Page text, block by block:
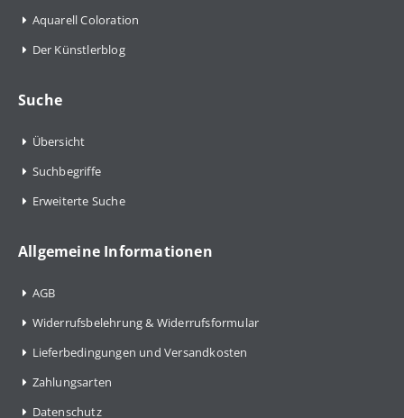
Aquarell Coloration
Der Künstlerblog
Suche
Übersicht
Suchbegriffe
Erweiterte Suche
Allgemeine Informationen
AGB
Widerrufsbelehrung & Widerrufsformular
Lieferbedingungen und Versandkosten
Zahlungsarten
Datenschutz